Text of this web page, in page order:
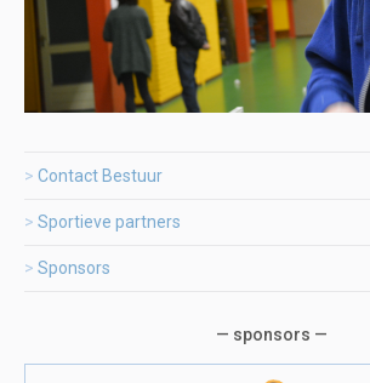
Contact Bestuur
Sportieve partners
Sponsors
— sponsors —